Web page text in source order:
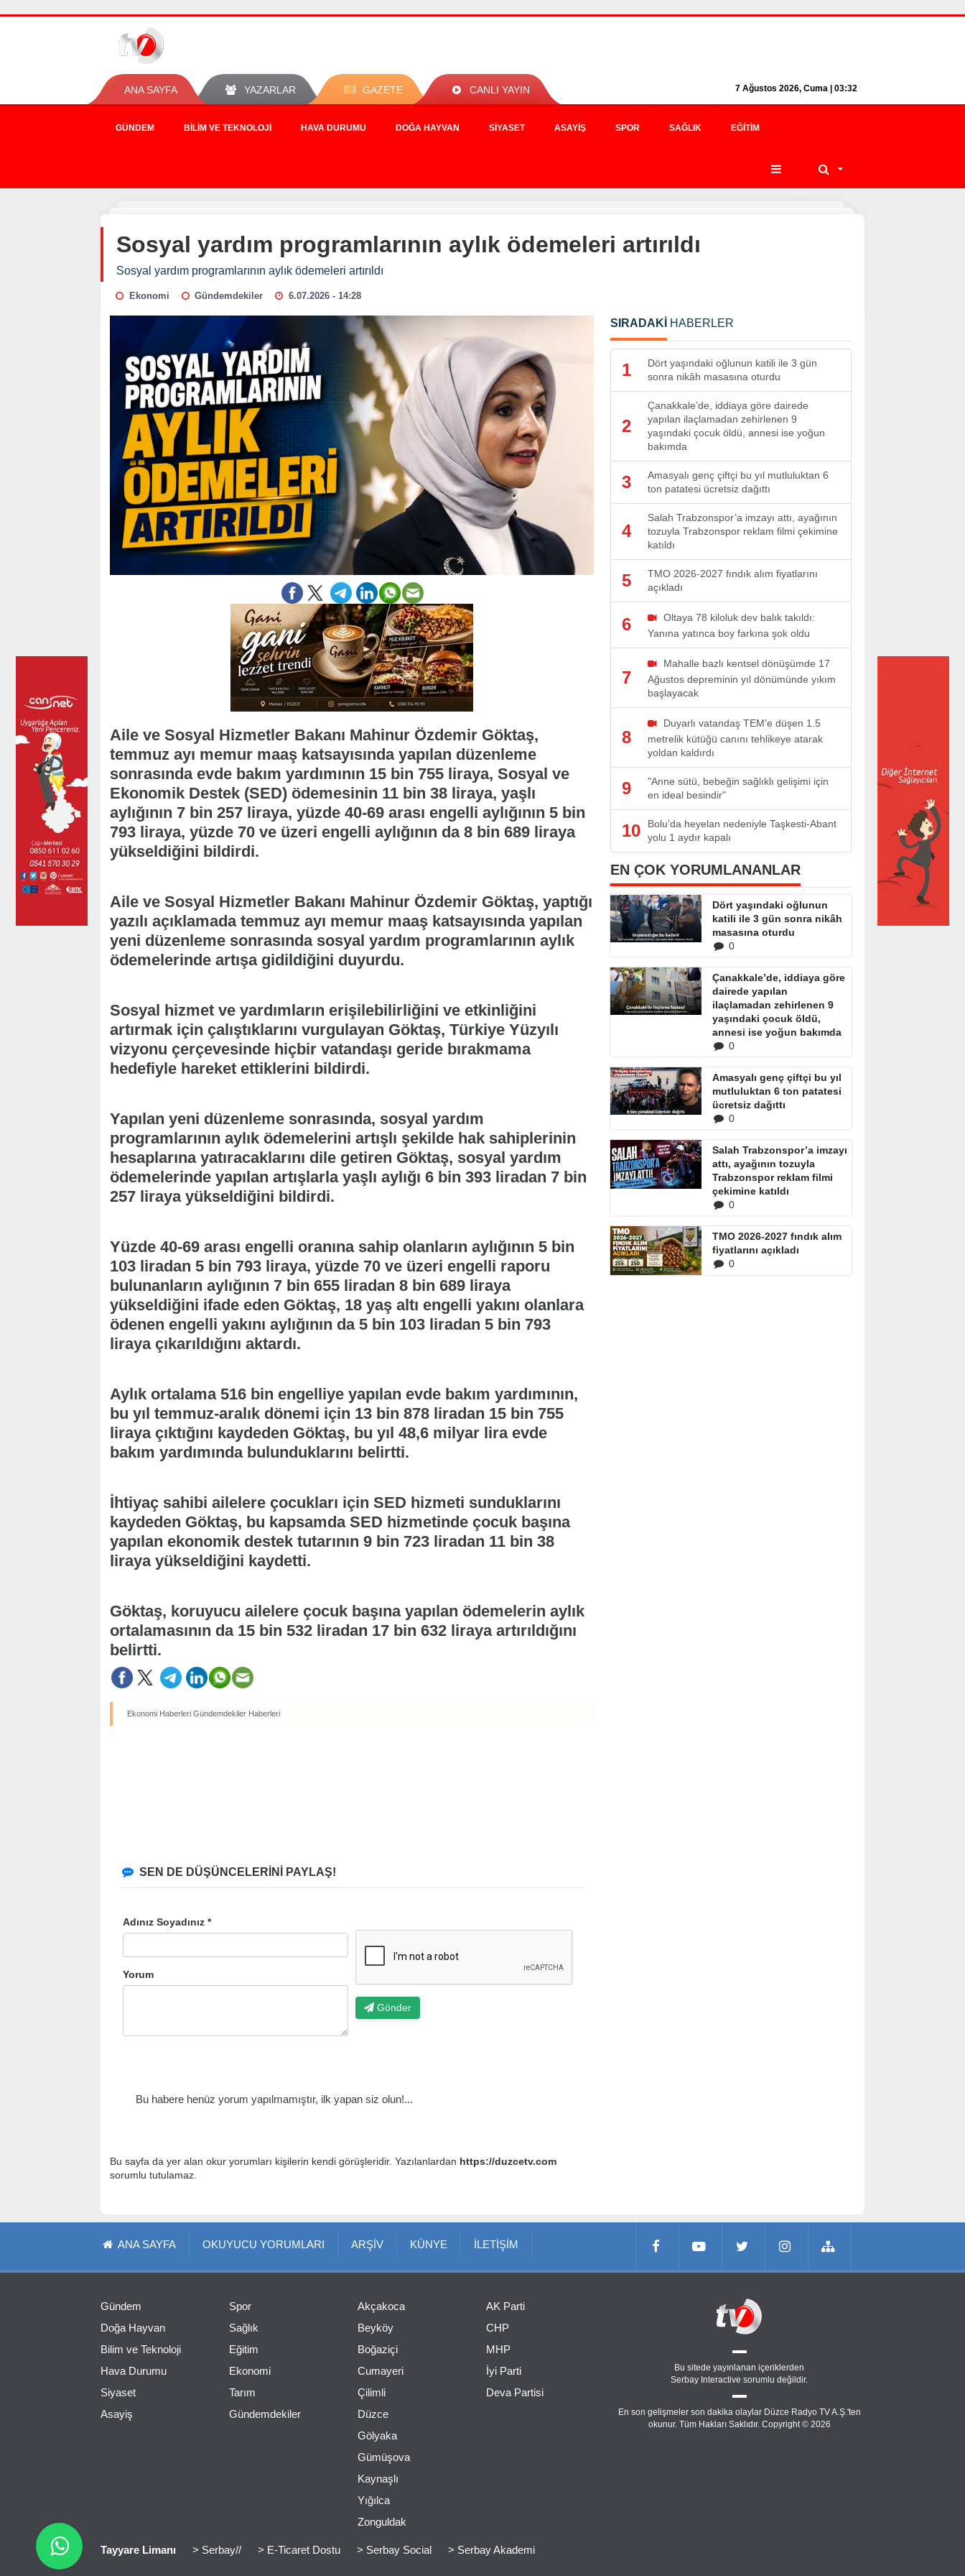
ANA SAYFA YAZARLAR GAZETE CANLI YAYIN 7 Ağustos 2026, Cuma | 03:32
GÜNDEM BILIM VE TEKNOLOJI HAVA DURUMU DOĞA HAYVAN SIYASET ASAYIŞ SPOR SAĞLIK EĞITIM
Sosyal yardım programlarının aylık ödemeleri artırıldı
Sosyal yardım programlarının aylık ödemeleri artırıldı
Ekonomi Gündemdekiler 6.07.2026 - 14:28
Aile ve Sosyal Hizmetler Bakanı Mahinur Özdemir Göktaş,
temmuz ayı memur maaş katsayısında yapılan düzenleme
sonrasında evde bakım yardımının 15 bin 755 liraya, Sosyal ve
Ekonomik Destek (SED) ödemesinin 11 bin 38 liraya, yaşlı
aylığının 7 bin 257 liraya, yüzde 40-69 arası engelli aylığının 5 bin
793 liraya, yüzde 70 ve üzeri engelli aylığının da 8 bin 689 liraya
yükseldiğini bildirdi.
Aile ve Sosyal Hizmetler Bakanı Mahinur Özdemir Göktaş, yaptığı
yazılı açıklamada temmuz ayı memur maaş katsayısında yapılan
yeni düzenleme sonrasında sosyal yardım programlarının aylık
ödemelerinde artışa gidildiğini duyurdu.
Sosyal hizmet ve yardımların erişilebilirliğini ve etkinliğini
artırmak için çalıştıklarını vurgulayan Göktaş, Türkiye Yüzyılı
vizyonu çerçevesinde hiçbir vatandaşı geride bırakmama
hedefiyle hareket ettiklerini bildirdi.
Yapılan yeni düzenleme sonrasında, sosyal yardım
programlarının aylık ödemelerini artışlı şekilde hak sahiplerinin
hesaplarına yatıracaklarını dile getiren Göktaş, sosyal yardım
ödemelerinde yapılan artışlarla yaşlı aylığı 6 bin 393 liradan 7 bin
257 liraya yükseldiğini bildirdi.
Yüzde 40-69 arası engelli oranına sahip olanların aylığının 5 bin
103 liradan 5 bin 793 liraya, yüzde 70 ve üzeri engelli raporu
bulunanların aylığının 7 bin 655 liradan 8 bin 689 liraya
yükseldiğini ifade eden Göktaş, 18 yaş altı engelli yakını olanlara
ödenen engelli yakını aylığının da 5 bin 103 liradan 5 bin 793
liraya çıkarıldığını aktardı.
Aylık ortalama 516 bin engelliye yapılan evde bakım yardımının,
bu yıl temmuz-aralık dönemi için 13 bin 878 liradan 15 bin 755
liraya çıktığını kaydeden Göktaş, bu yıl 48,6 milyar lira evde
bakım yardımında bulunduklarını belirtti.
İhtiyaç sahibi ailelere çocukları için SED hizmeti sunduklarını
kaydeden Göktaş, bu kapsamda SED hizmetinde çocuk başına
yapılan ekonomik destek tutarının 9 bin 723 liradan 11 bin 38
liraya yükseldiğini kaydetti.
Göktaş, koruyucu ailelere çocuk başına yapılan ödemelerin aylık
ortalamasının da 15 bin 532 liradan 17 bin 632 liraya artırıldığını
belirtti.
Ekonomi Haberleri Gündemdekiler Haberleri
SEN DE DÜŞÜNCELERİNİ PAYLAŞ!
Adınız Soyadınız *
Yorum
Gönder
Bu habere henüz yorum yapılmamıştır, ilk yapan siz olun!...
Bu sayfa da yer alan okur yorumları kişilerin kendi görüşleridir. Yazılanlardan https://duzcetv.com
sorumlu tutulamaz.
SIRADAKİ HABERLER
1
Dört yaşındaki oğlunun katili ile 3 gün
sonra nikâh masasına oturdu
2
Çanakkale’de, iddiaya göre dairede
yapılan ilaçlamadan zehirlenen 9
yaşındaki çocuk öldü, annesi ise yoğun
bakımda
3
Amasyalı genç çiftçi bu yıl mutluluktan 6
ton patatesi ücretsiz dağıttı
4
Salah Trabzonspor’a imzayı attı, ayağının
tozuyla Trabzonspor reklam filmi çekimine
katıldı
5
TMO 2026-2027 fındık alım fiyatlarını
açıkladı
6
Oltaya 78 kiloluk dev balık takıldı:
Yanına yatınca boy farkına şok oldu
7
Mahalle bazlı kentsel dönüşümde 17
Ağustos depreminin yıl dönümünde yıkım
başlayacak
8
Duyarlı vatandaş TEM’e düşen 1.5
metrelik kütüğü canını tehlikeye atarak
yoldan kaldırdı
9
"Anne sütü, bebeğin sağlıklı gelişimi için
en ideal besindir"
10
Bolu’da heyelan nedeniyle Taşkesti-Abant
yolu 1 aydır kapalı
EN ÇOK YORUMLANANLAR
Dört yaşındaki oğlunun
katili ile 3 gün sonra nikâh
masasına oturdu
0
Çanakkale’de, iddiaya göre
dairede yapılan
ilaçlamadan zehirlenen 9
yaşındaki çocuk öldü,
annesi ise yoğun bakımda
0
Amasyalı genç çiftçi bu yıl
mutluluktan 6 ton patatesi
ücretsiz dağıttı
0
Salah Trabzonspor’a imzayı
attı, ayağının tozuyla
Trabzonspor reklam filmi
çekimine katıldı
0
TMO 2026-2027 fındık alım
fiyatlarını açıkladı
0
ANA SAYFA OKUYUCU YORUMLARI ARŞİV KÜNYE İLETİŞİM
Gündem
Doğa Hayvan
Bilim ve Teknoloji
Hava Durumu
Siyaset
Asayiş
Spor
Sağlık
Eğitim
Ekonomi
Tarım
Gündemdekiler
Akçakoca
Beyköy
Boğaziçi
Cumayeri
Çilimli
Düzce
Gölyaka
Gümüşova
Kaynaşlı
Yığılca
Zonguldak
AK Parti
CHP
MHP
İyi Parti
Deva Partisi
Bu sitede yayınlanan içeriklerden
Serbay Interactive sorumlu değildir.
En son gelişmeler son dakika olaylar Düzce Radyo TV A.Ş.'ten
okunur. Tüm Hakları Saklıdır. Copyright © 2026
Tayyare Limanı > Serbay// > E-Ticaret Dostu > Serbay Social > Serbay Akademi